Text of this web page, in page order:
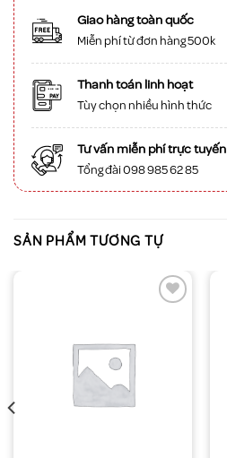
Giao hàng toàn quốc
Miễn phí từ đơn hàng 500k
Thanh toán linh hoạt
Tùy chọn nhiều hình thức
Tư vấn miễn phí trực tuyến
Tổng đài 098 985 62 85
SẢN PHẨM TƯƠNG TỰ